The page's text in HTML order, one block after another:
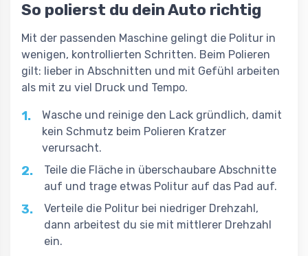
So polierst du dein Auto richtig
Mit der passenden Maschine gelingt die Politur in
wenigen, kontrollierten Schritten. Beim Polieren
gilt: lieber in Abschnitten und mit Gefühl arbeiten
als mit zu viel Druck und Tempo.
1.
Wasche und reinige den Lack gründlich, damit
kein Schmutz beim Polieren Kratzer
verursacht.
2.
Teile die Fläche in überschaubare Abschnitte
auf und trage etwas Politur auf das Pad auf.
3.
Verteile die Politur bei niedriger Drehzahl,
dann arbeitest du sie mit mittlerer Drehzahl
ein.